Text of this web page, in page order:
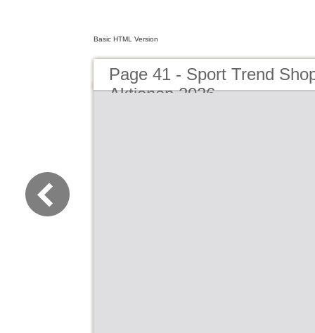
Basic HTML Version
Page 41 - Sport Trend
Aktionen 2026